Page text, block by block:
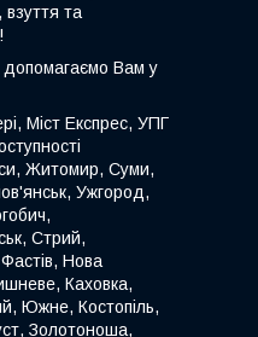
взуття та
!
допомагаємо Вам у
Міст Експрес, УПГ
Житомир, Суми,
Ужгород,
Стрий,
Нова
Каховка,
Южне, Костопіль,
Золотоноша,